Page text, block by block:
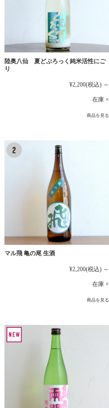
陸奥八仙 夏どぶろっく純米活性にご
り
¥2,200(税込) ～
在庫 ×
商品を見る
マル飛 亀の尾 生酒
¥2,200(税込) ～
在庫 ×
商品を見る